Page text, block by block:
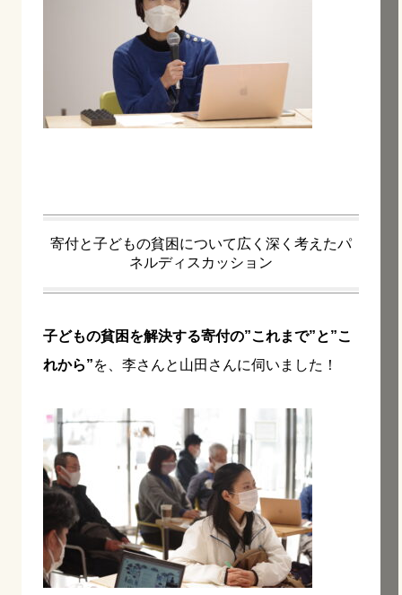
寄付と子どもの貧困について広く深く考えたパ
ネルディスカッション
子どもの貧困を解決する寄付の”これまで”と”こ
れから”を、李さんと山田さんに伺いました！